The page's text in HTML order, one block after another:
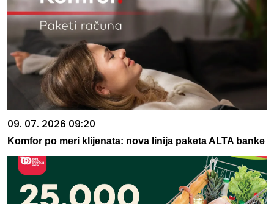
09. 07. 2026 09:20
Komfor po meri klijenata: nova linija paketa ALTA banke